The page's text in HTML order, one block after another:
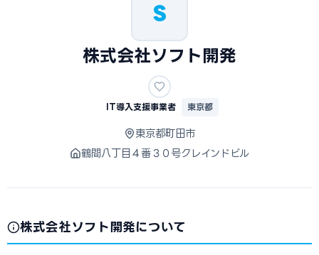
S
株式会社ソフト開発
IT導入支援事業者 東京都
東京都町田市
鶴間八丁目４番３０号クレインドビル
株式会社ソフト開発について